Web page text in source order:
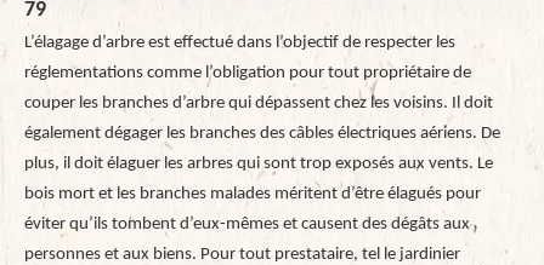
79
L’élagage d’arbre est effectué dans l’objectif de respecter les
réglementations comme l’obligation pour tout propriétaire de
couper les branches d’arbre qui dépassent chez les voisins. Il doit
également dégager les branches des câbles électriques aériens. De
plus, il doit élaguer les arbres qui sont trop exposés aux vents. Le
bois mort et les branches malades méritent d’être élagués pour
éviter qu’ils tombent d’eux-mêmes et causent des dégâts aux
personnes et aux biens. Pour tout prestataire, tel le jardinier